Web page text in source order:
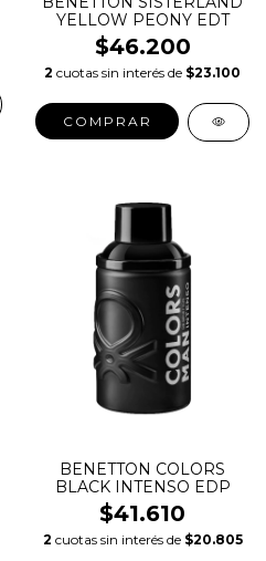
YELLOW PEONY EDT
$46.200
2 cuotas sin interés de $23.100
COMPRAR
BENETTON COLORS
BLACK INTENSO EDP
$41.610
2 cuotas sin interés de $20.805